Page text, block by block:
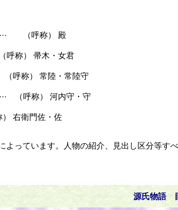
（呼称） 殿
称） 帚木・女君
夫 ····· （呼称） 常陸・常陸守
呼称） 河内守・守
右衛門佐・佐
よっています。人物の紹介、見出し区分等す
源氏物語